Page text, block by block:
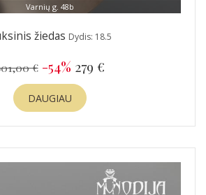
Varnių g. 48b
žiedas Dydis: 18.5
€ -54% 279 €
DAUGIAU